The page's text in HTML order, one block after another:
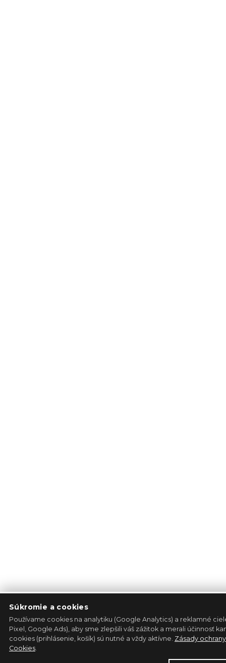
Súkromie a cookies
Používame cookies na analytiku (Google Analytics) a reklamné
Pixel, Google Ads), aby sme zlepšili váš zážitok a merali účinnosť
cookies (prihlásenie, košík) sú nutné a vždy aktívne. Zásady
Cookies.